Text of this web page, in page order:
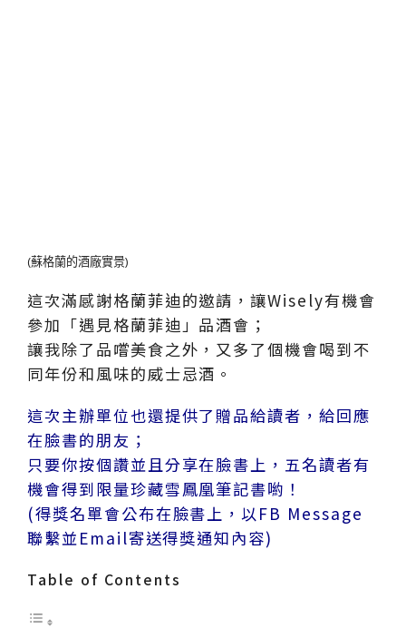
(蘇格蘭的酒廠實景)
這次滿感謝格蘭菲迪的邀請，讓Wisely有機會
參加「遇見格蘭菲迪」品酒會；
讓我除了品嚐美食之外，又多了個機會喝到不
同年份和風味的威士忌酒。
這次主辦單位也還提供了贈品給讀者，給回應
在臉書的朋友；
只要你按個讚並且分享在臉書上，五名讀者有
機會得到限量珍藏雪鳳凰筆記書喲！
(得獎名單會公布在臉書上，以FB Message
聯繫並Email寄送得獎通知內容)
Table of Contents